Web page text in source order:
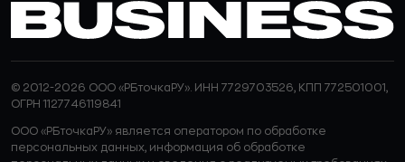
© 2012-2026 ООО «РБточкаРУ». ИНН 7729703526, КПП 772501001,
ОГРН 1127746119841
ООО «РБточкаРУ» является оператором по обработке
персональных данных, информация об обработке